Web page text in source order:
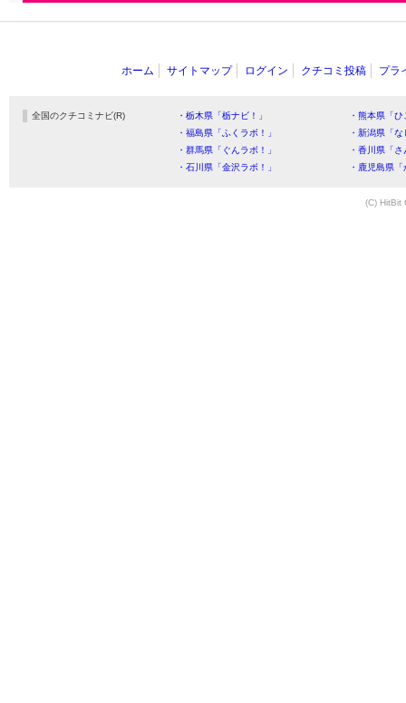
ホーム サイトマップ ログイン クチコミ投稿 プラ
全国のクチコミナビ(R) ・栃木県「栃ナビ！」
・熊本県「
・福島県「ふくラボ！」
・新潟県「
・群馬県「ぐんラボ！」
・香川県「
・石川県「金沢ラボ！」
・鹿児島県
(C) HitBit